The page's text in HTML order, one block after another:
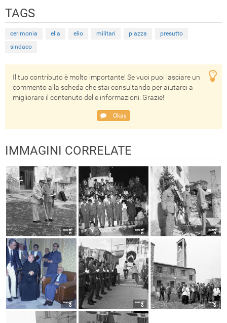
TAGS
cerimonia elia elio militari piazza
presutto
sindaco
Il tuo contributo è molto importante! Se vuoi puoi lasciare un
commento alla scheda che stai consultando per aiutarci a
migliorare il contenuto delle informazioni. Grazie!
Okay
IMMAGINI CORRELATE